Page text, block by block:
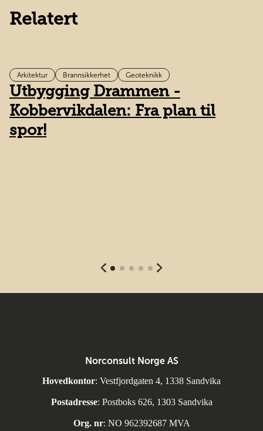
Relatert
Arkitektur Brannsikkerhet Geoteknikk
Utbygging Drammen -
Kobbervikdalen: Fra plan til
spor!
Norconsult Norge AS
Hovedkontor: Vestfjordgaten 4, 1338 Sandvika
Postadresse: Postboks 626, 1303 Sandvika
Org. nr: NO 962392687 MVA